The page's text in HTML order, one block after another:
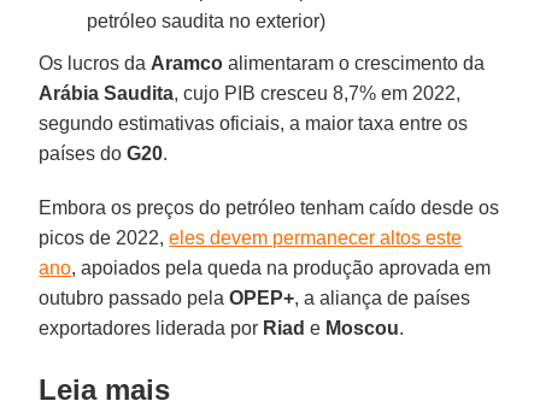
petróleo saudita no exterior)
Os lucros da Aramco alimentaram o crescimento da
Arábia Saudita, cujo PIB cresceu 8,7% em 2022,
segundo estimativas oficiais, a maior taxa entre os
países doG20.
Embora os preços do petróleo tenham caído desde os
picos de 2022,eles devem permanecer altos este
ano, apoiados pela queda na produção aprovada em
outubro passado pelaOPEP+, a aliança de países
exportadores liderada por Riad e Moscou.
Leia mais